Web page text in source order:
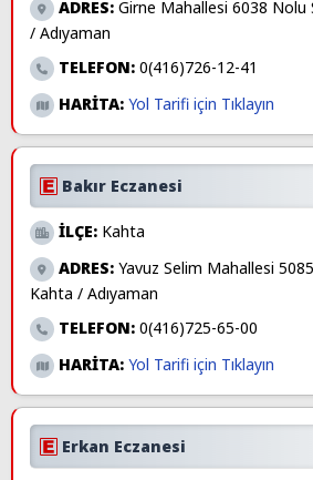
ADRES: Girne Mahallesi 6038
/ Adıyaman
TELEFON: 0(416)726-12-41
HARİTA: Yol Tarifi için Tıklayın
Bakır Eczanesi
İLÇE: Kahta
ADRES: Yavuz Selim Mahallesi
Kahta / Adıyaman
TELEFON: 0(416)725-65-00
HARİTA: Yol Tarifi için Tıklayın
Erkan Eczanesi